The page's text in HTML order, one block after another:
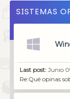
SISTEMAS
Last post: Junio
Re:Qué opinas